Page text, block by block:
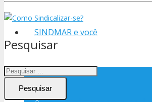
SINDMAR e você
Pesquisar
Pesquisar